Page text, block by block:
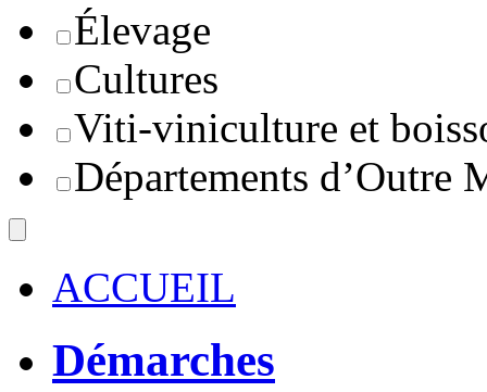
Élevage
Cultures
Viti-viniculture et
Départements d’Outre
ACCUEIL
Démarches